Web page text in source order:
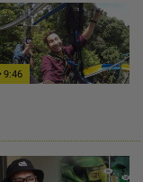
9:46